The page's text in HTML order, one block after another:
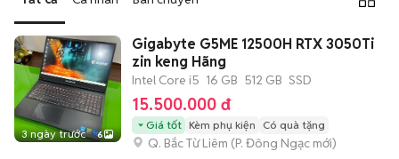
3 ngày trước 6
Gigabyte G5ME 12500H RTX 3050Ti
zin keng Hãng
Intel Core i5 16 GB 512 GB SSD
15.500.000 đ
Giá tốt Kèm phụ kiện Có quà tặng
Q. Bắc Từ Liêm (P. Đông Ngạc mới)